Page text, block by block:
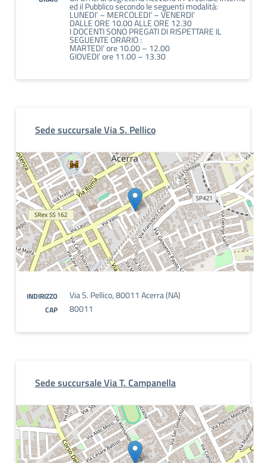
ed il Pubblico secondo le seguenti modalità:
LUNEDI’ – MERCOLEDI’ – VENERDI’
DALLE ORE 10.00 ALLE ORE 12.30
I DOCENTI SONO PREGATI DI RISPETTARE IL
SEGUENTE ORARIO :
MARTEDI’ ore 10.00 – 12.00
GIOVEDI’ ore 11.00 – 13.30
Sede succursale Via S. Pellico
INDIRIZZO Via S. Pellico, 80011 Acerra (NA)
CAP 80011
Sede succursale Via T. Campanella